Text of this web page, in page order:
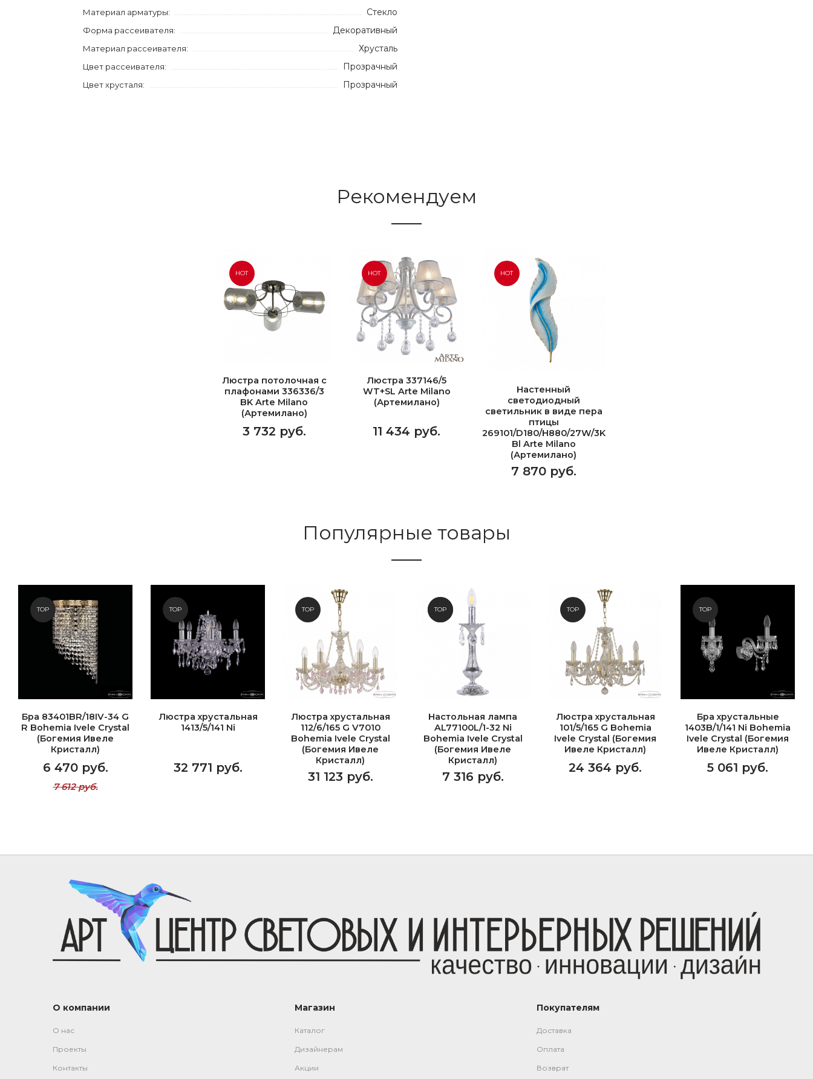
Материал арматуры: Стекло
Форма рассеивателя: Декоративный
Материал рассеивателя: Хрусталь
Цвет рассеивателя: Прозрачный
Цвет хрусталя: Прозрачный
Рекомендуем
HOT
Люстра потолочная с
плафонами 336336/3
BK Arte Milano
(Артемилано)
3 732 руб.
HOT
Люстра 337146/5
WT+SL Arte Milano
(Артемилано)
11 434 руб.
HOT
Настенный
светодиодный
светильник в виде пера
птицы
269101/D180/H880/27W/3K
Bl Arte Milano
(Артемилано)
7 870 руб.
Популярные товары
TOP
Бра 83401BR/18IV-34 G
R Bohemia Ivele Crystal
(Богемия Ивеле
Кристалл)
6 470 руб.
7 612 руб.
TOP
Люстра хрустальная
1413/5/141 Ni
32 771 руб.
TOP
Люстра хрустальная
112/6/165 G V7010
Bohemia Ivele Crystal
(Богемия Ивеле
Кристалл)
31 123 руб.
NEW
TOP
Настольная лампа
AL77100L/1-32 Ni
Bohemia Ivele Crystal
(Богемия Ивеле
Кристалл)
7 316 руб.
TOP
Люстра хрустальная
101/5/165 G Bohemia
Ivele Crystal (Богемия
Ивеле Кристалл)
24 364 руб.
TOP
Бра хрустальные
1403B/1/141 Ni Bohemia
Ivele Crystal (Богемия
Ивеле Кристалл)
5 061 руб.
О компании
О нас
Проекты
Контакты
Магазин
Каталог
Дизайнерам
Акции
Покупателям
Доставка
Оплата
Возврат